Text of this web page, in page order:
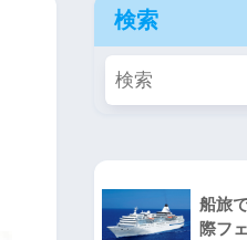
検索
船旅
際フ